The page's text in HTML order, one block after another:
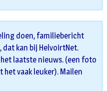
doen, familiebericht
kan bij HelvoirtNet.
laatste nieuws. (een foto
vaak leuker). Mailen